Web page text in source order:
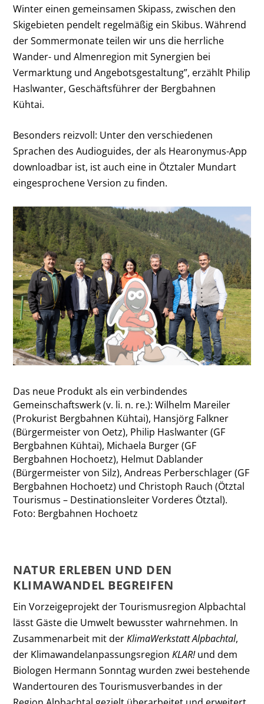
Winter einen gemeinsamen Skipass, zwischen den
Skigebieten pendelt regelmäßig ein Skibus. Während
der Sommermonate teilen wir uns die herrliche
Wander- und Almenregion mit Synergien bei
Vermarktung und Angebotsgestaltung”, erzählt Philip
Haslwanter, Geschäftsführer der Bergbahnen
Kühtai.
Besonders reizvoll: Unter den verschiedenen
Sprachen des Audioguides, der als Hearonymus-App
downloadbar ist, ist auch eine in Ötztaler Mundart
eingesprochene Version zu finden.
Das neue Produkt als ein verbindendes
Gemeinschaftswerk (v. li. n. re.): Wilhelm Mareiler
(Prokurist Bergbahnen Kühtai), Hansjörg Falkner
(Bürgermeister von Oetz), Philip Haslwanter (GF
Bergbahnen Kühtai), Michaela Burger (GF
Bergbahnen Hochoetz), Helmut Dablander
(Bürgermeister von Silz), Andreas Perberschlager (GF
Bergbahnen Hochoetz) und Christoph Rauch (Ötztal
Tourismus – Destinationsleiter Vorderes Ötztal).
Foto: Bergbahnen Hochoetz
NATUR ERLEBEN UND DEN
KLIMAWANDEL BEGREIFEN
Ein Vorzeigeprojekt der Tourismusregion Alpbachtal
lässt Gäste die Umwelt bewusster wahrnehmen. In
Zusammenarbeit mit derKlimaWerkstatt Alpbachtal,
der KlimawandelanpassungsregionKLAR!und dem
Biologen Hermann Sonntag wurden zwei bestehende
Wandertouren des Tourismusverbandes in der